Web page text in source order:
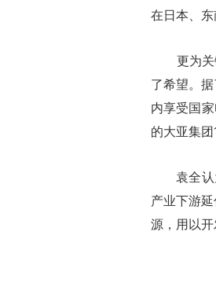
在日本、
更为关键
了希望。
内享受国
的大亚集
袁全认为
产业下游
源，用以